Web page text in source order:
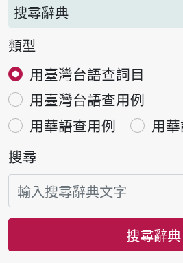
搜尋辭典
類型
用臺灣台語查詞目
用臺灣台語查用例
用華語查用例
用
搜尋
搜尋辭典